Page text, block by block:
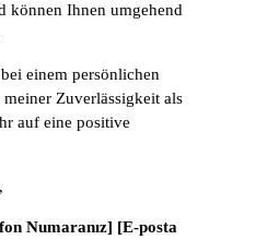
können Ihnen umgehend
einem persönlichen
Zuverlässigkeit als
auf eine positive
Numaranız] [E-posta